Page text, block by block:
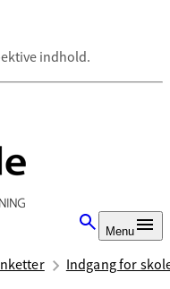
indhold.
Menu
Indgang for